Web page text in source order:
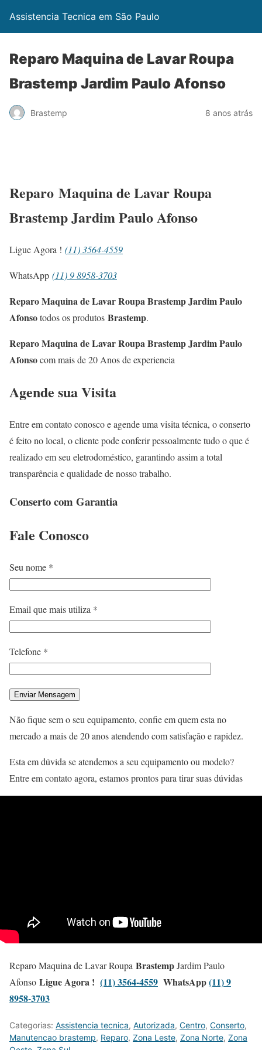
Assistencia Tecnica em São Paulo
Reparo Maquina de Lavar Roupa
Brastemp Jardim Paulo Afonso
Brastemp 8 anos atrás
Reparo Maquina de Lavar Roupa
Brastemp Jardim Paulo Afonso
Ligue Agora ! (11) 3564-4559
WhatsApp (11) 9 8958-3703
Reparo Maquina de Lavar Roupa Brastemp Jardim Paulo
Afonsotodos os produtos Brastemp.
Reparo Maquina de Lavar Roupa Brastemp Jardim Paulo
Afonsocom mais de 20 Anos de experiencia
Agende sua Visita
Entre em contato conosco e agende uma visita técnica, o conserto
é feito no local, o cliente pode conferir pessoalmente tudo o que é
realizado em seu eletrodoméstico, garantindo assim a total
transparência e qualidade de nosso trabalho.
Conserto com Garantia
Fale Conosco
Seu nome *
Email que mais utiliza *
Telefone *
Não fique sem o seu equipamento, confie em quem esta no
mercado a mais de 20 anos atendendo com satisfação e rapidez.
Esta em dúvida se atendemos a seu equipamento ou modelo?
Entre em contato agora, estamos prontos para tirar suas dúvidas
Reparo Maquina de Lavar Roupa BrastempJardim Paulo
Afonso Ligue Agora ! (11) 3564-4559 WhatsApp(11) 9
8958-3703
Categorias: Assistencia tecnica, Autorizada, Centro, Conserto,
Manutencao brastemp, Reparo, Zona Leste, Zona Norte, Zona